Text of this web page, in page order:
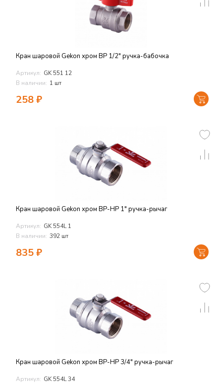
Кран шаровой Gekon хром ВР 1/2" ручка-бабочка
Артикул: GK 551 12
В наличии: 1 шт
258₽
Кран шаровой Gekon хром ВР-НР 1" ручка-рычаг
Артикул: GK 554L 1
В наличии: 392 шт
835₽
Кран шаровой Gekon хром ВР-НР 3/4" ручка-рычаг
Артикул: GK 554L 34